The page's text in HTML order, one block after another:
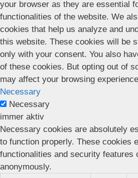
your browser as they are essential
functionalities of the website. We
cookies that help us analyze and
this website. These cookies will be
only with your consent. You also
of these cookies. But opting out of
may affect your browsing
Necessary
Necessary
immer aktiv
Necessary cookies are absolutely
to function properly. These cookies
functionalities and security features
anonymously.